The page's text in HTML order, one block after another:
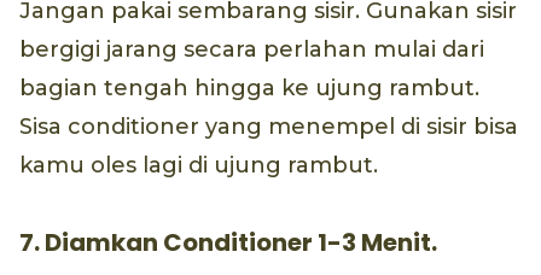
Jangan pakai sembarang sisir. Gunakan sisir
bergigi jarang secara perlahan mulai dari
bagian tengah hingga ke ujung rambut.
Sisa conditioner yang menempel di sisir bisa
kamu oles lagi di ujung rambut.
7. Diamkan Conditioner 1-3 Menit.